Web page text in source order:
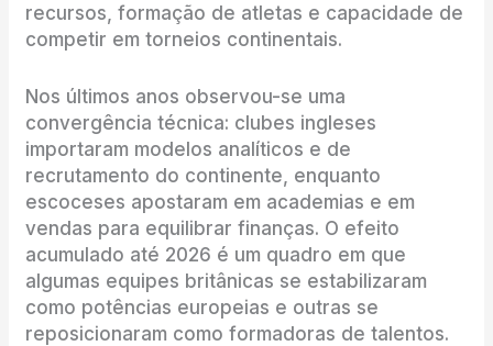
recursos, formação de atletas e capacidade de
competir em torneios continentais.
Nos últimos anos observou-se uma
convergência técnica: clubes ingleses
importaram modelos analíticos e de
recrutamento do continente, enquanto
escoceses apostaram em academias e em
vendas para equilibrar finanças. O efeito
acumulado até 2026 é um quadro em que
algumas equipes britânicas se estabilizaram
como potências europeias e outras se
reposicionaram como formadoras de talentos.